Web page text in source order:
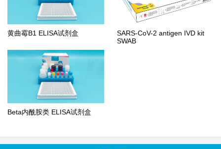
黄曲霉B1 ELISA试剂盒
SARS-CoV-2 antigen IVD kit
SWAB
Beta内酰胺类 ELISA试剂盒